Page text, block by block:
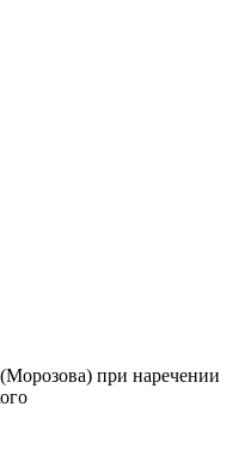
при наречении